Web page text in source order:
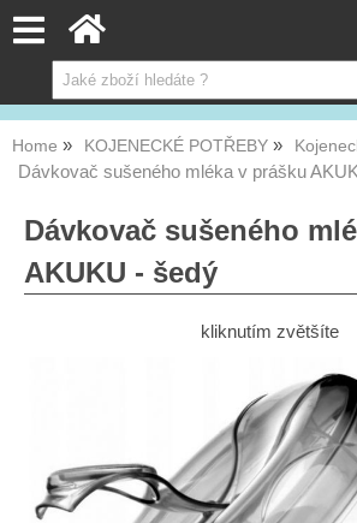
Home KOJENECKÉ POTŘEBY
Dávkovač sušeného mléka v prášku
Dávkovač sušeného
AKUKU - šedý
kliknutím zvětšíte